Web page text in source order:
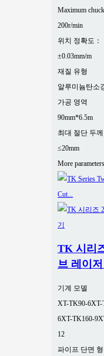
Maximum
200r/min
위치 정확도：
±0.03mm/m
재질 유형
알루미늄탄소
가공 영역
90mm*6.5m
최대 절단 두께
≤20mm
More parameters
TK 시리
브 레이저
기계 모델
XT-TK90-6XT-
6XT-TK160-9
12
파이프 단면